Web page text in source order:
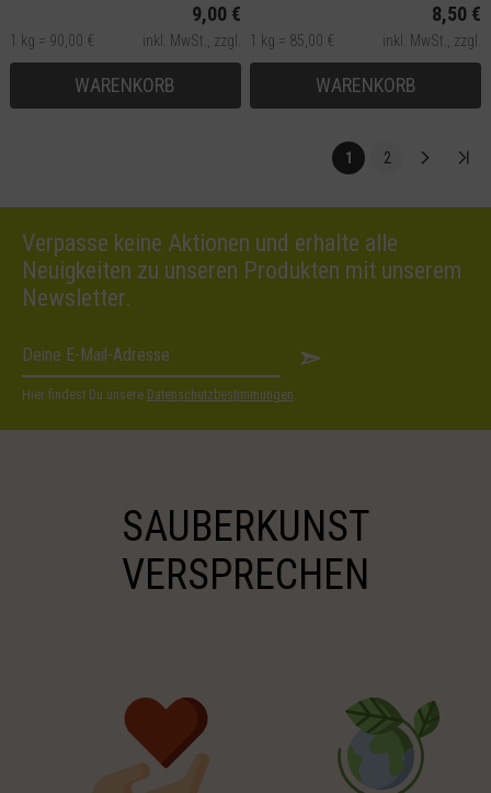
9,00 €
1 kg = 90,00 € inkl. MwSt., zzgl.
Versand
WARENKORB
8,50 €
1 kg = 85,00 € inkl. MwSt., zzgl.
Versand
WARENKORB
1 2
Verpasse keine Aktionen und erhalte alle
Neuigkeiten zu unseren Produkten mit unserem
Newsletter.
Hier findest Du unsere Datenschutzbestimmungen.
SAUBERKUNST
VERSPRECHEN